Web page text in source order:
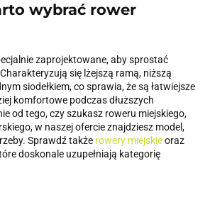
wybrać rower
zaprojektowane, aby sprostać
się lżejszą ramą, niższą
siodełkiem, co sprawia, że są łatwiejsze
komfortowe podczas dłuższych
od tego, czy szukasz roweru miejskiego,
w naszej ofercie znajdziesz model,
Sprawdź także rowery miejskieoraz
doskonale uzupełniają kategorię